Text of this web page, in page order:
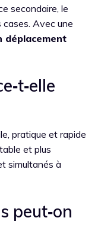
secondaire, le
Avec une
déplacement
pratique et rapide
et plus
simultanés à
peut‑on